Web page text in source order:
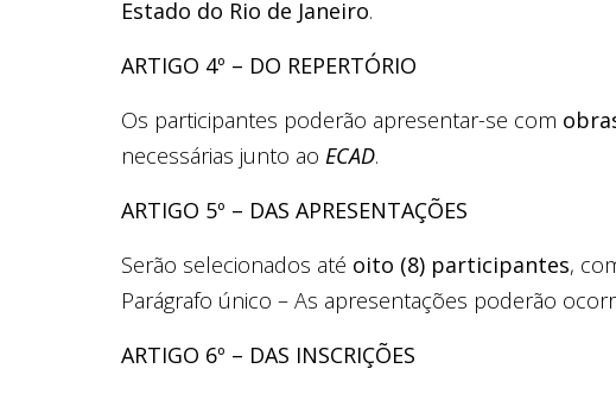
Estado do Rio de Janeiro.
ARTIGO 4º – DO REPERTÓRIO
Os participantes poderão apresentar-se com
necessárias junto ao ECAD.
ARTIGO 5º – DAS APRESENTAÇÕES
Serão selecionados até oito (8) participantes,
Parágrafo único – As apresentações poderão
ARTIGO 6º – DAS INSCRIÇÕES